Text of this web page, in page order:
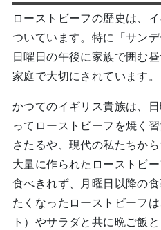
ローストビーフの歴史は、
ついています。特に「サン
日曜日の午後に家族で囲む
家庭で大切にされています。
かつてのイギリス貴族は、
ってローストビーフを焼く
さたるや、現代の私たちか
大量に作られたローストビ
食べきれず、月曜日以降の
たくなったローストビーフ
ト）やサラダと共に晩ご飯